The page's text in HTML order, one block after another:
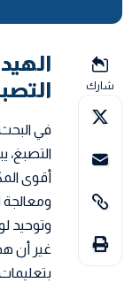
شارك
في
التصبغ،
أقوى
ومعالجة
وتوحيد
غير أن